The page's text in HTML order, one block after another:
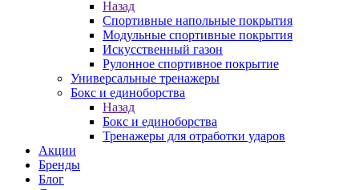
Назад
Спортивные напольные покрытия
Модульные спортивные покрытия
Искусственный газон
Рулонное спортивное покрытие
Универсальные тренажеры
Бокс и единоборства
Назад
Бокс и единоборства
Тренажеры для отработки ударов
Акции
Бренды
Блог